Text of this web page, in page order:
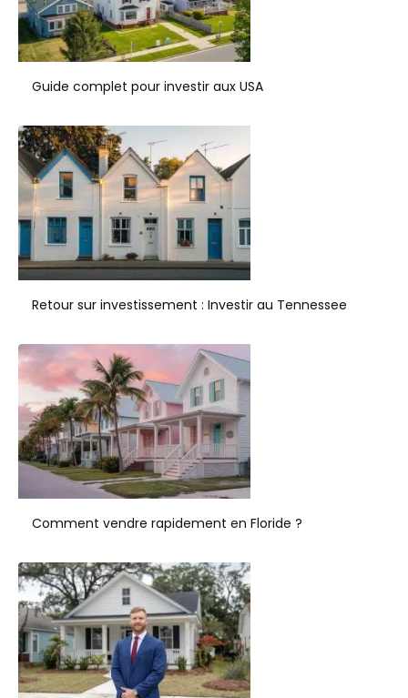
Guide complet pour investir aux USA
Retour sur investissement : Investir au Tennessee
Comment vendre rapidement en Floride ?